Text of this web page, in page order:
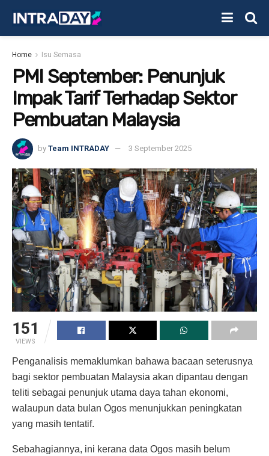
Home Isu Semasa
PMI September: Penunjuk
Impak Tarif Terhadap Sektor
Pembuatan Malaysia
by Team INTRADAY 3 September 2025
151
VIEWS
Penganalisis memaklumkan bahawa bacaan seterusnya
bagi sektor pembuatan Malaysia akan dipantau dengan
teliti sebagai penunjuk utama daya tahan ekonomi,
walaupun data bulan Ogos menunjukkan peningkatan
yang masih tentatif.
Sebahagiannya, ini kerana data Ogos masih belum